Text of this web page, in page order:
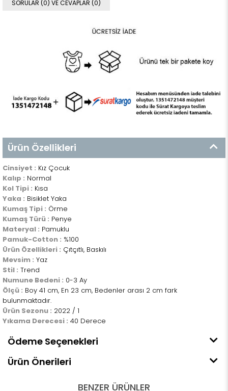
SORULAR (0) VE CEVAPLAR (0)
Ürün Özellikleri
Cinsiyet : Kız Çocuk
Kalıp : Normal
Kol Tipi : Kısa
Yaka : Bisiklet Yaka
Kumaş Tipi : Örme
Kumaş Türü : Penye
Materyal : Pamuklu
Pamuk-Cotton : %100
Ürün Özellikleri : Çıtçıtlı, Baskılı
Mevsim : Yaz
Stil : Trend
Numune Bedeni : 0-3 Ay
Ölçü : Boy 41 cm, En 23 cm, Bedenler arası 2 cm fark
bulunmaktadır.
Ürün Sezonu : 2022 / 1
Yıkama Derecesi : 40 Derece
Ödeme Seçenekleri
Ürün Önerileri
BENZER ÜRÜNLER